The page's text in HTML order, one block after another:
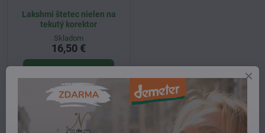
Lakshmi štetec nielen na
tekutý korektor
Skladom
16,50 €
Potrebujete poradiť alebo pomôcť?